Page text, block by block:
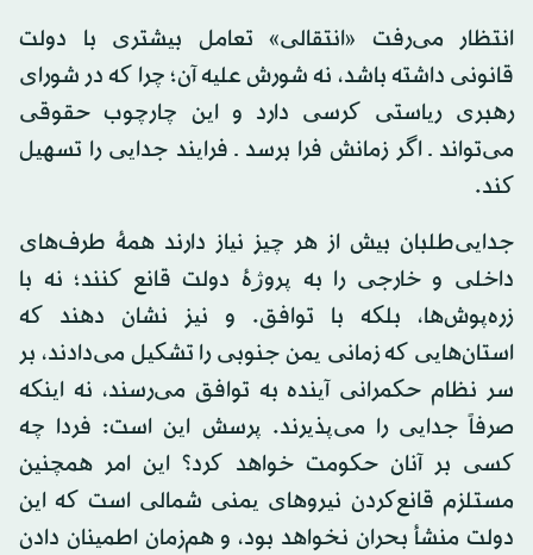
انتظار می‌رفت «انتقالی» تعامل بیشتری با دولت
قانونی داشته باشد، نه شورش علیه آن؛ چرا که در شورای
رهبری ریاستی کرسی دارد و این چارچوب حقوقی
می‌تواند ـ اگر زمانش فرا برسد ـ فرایند جدایی را تسهیل
کند.
جدایی‌طلبان بیش از هر چیز نیاز دارند همهٔ طرف‌های
داخلی و خارجی را به پروژهٔ دولت قانع کنند؛ نه با
زره‌پوش‌ها، بلکه با توافق. و نیز نشان دهند که
استان‌هایی که زمانی یمن جنوبی را تشکیل می‌دادند، بر
سر نظام حکمرانی آینده به توافق می‌رسند، نه اینکه
صرفاً جدایی را می‌پذیرند. پرسش این است: فردا چه
کسی بر آنان حکومت خواهد کرد؟ این امر همچنین
مستلزم قانع‌کردن نیروهای یمنی شمالی است که این
دولت منشأ بحران نخواهد بود، و هم‌زمان اطمینان دادن